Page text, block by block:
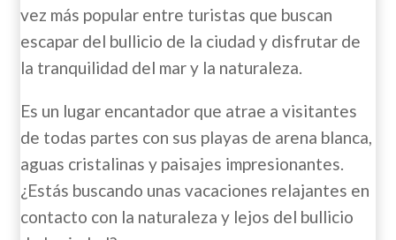
vez más popular entre turistas que buscan
escapar del bullicio de la ciudad y disfrutar de
la tranquilidad del mar y la naturaleza.
Es un lugar encantador que atrae a visitantes
de todas partes con sus playas de arena blanca,
aguas cristalinas y paisajes impresionantes.
¿Estás buscando unas vacaciones relajantes en
contacto con la naturaleza y lejos del bullicio